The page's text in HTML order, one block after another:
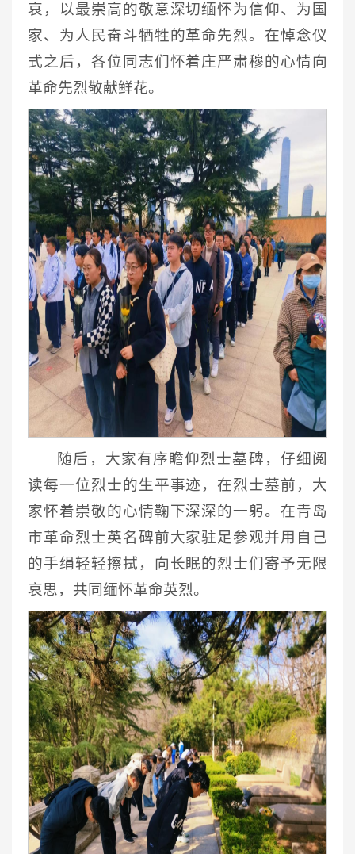
哀，以最崇高的敬意深切缅怀为信仰、为国
家、为人民奋斗牺牲的革命先烈。在悼念仪
式之后，各位同志们怀着庄严肃穆的心情向
革命先烈敬献鲜花。
随后，大家有序瞻仰烈士墓碑，仔细阅
读每一位烈士的生平事迹，在烈士墓前，大
家怀着崇敬的心情鞠下深深的一躬。在青岛
市革命烈士英名碑前大家驻足参观并用自己
的手绢轻轻擦拭，向长眠的烈士们寄予无限
哀思，共同缅怀革命英烈。